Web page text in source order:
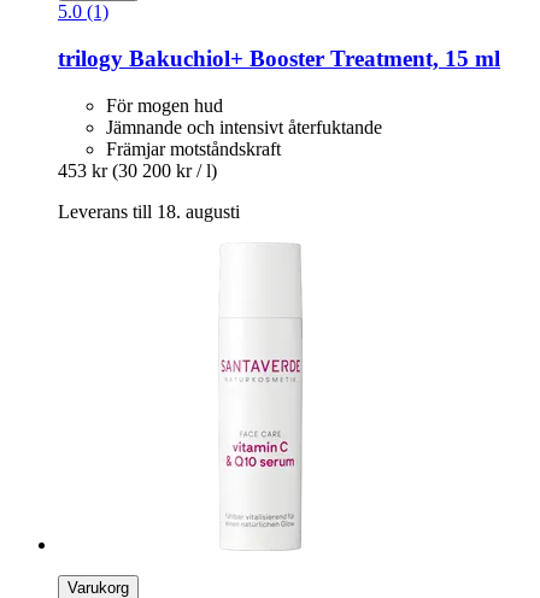
5.0 (1)
trilogy Bakuchiol+ Booster Treatment, 15 ml
För mogen hud
Jämnande och intensivt återfuktande
Främjar motståndskraft
453 kr (30 200 kr / l)
Leverans till 18. augusti
Varukorg